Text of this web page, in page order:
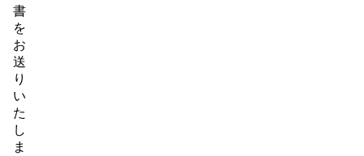
書
を
お
送
り
い
た
し
ま